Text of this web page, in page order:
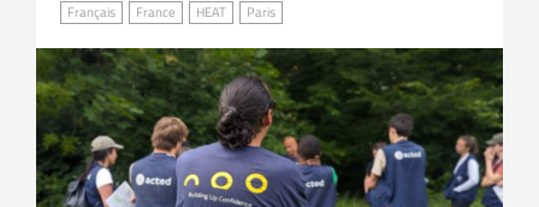
Français France HEAT Paris